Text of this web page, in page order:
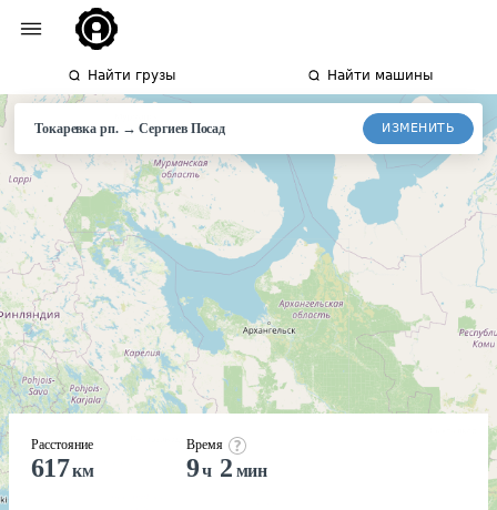
Найти грузы Найти машины
Токаревка рп.→Сергиев Посад ИЗМЕНИТЬ
Расстояние
617км
Время
9ч 2 мин